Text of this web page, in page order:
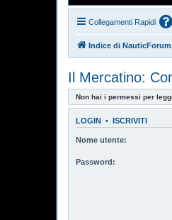
Collegamenti Rapidi
Indice di
Il Mercatino:
Non hai i permessi per
LOGIN • ISCRIVITI
Nome utente:
Password: